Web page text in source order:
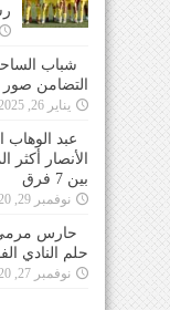
شباب
التضامن صور
يناير 26, 2025
عبد الوهاب
الأنصار
بين 7 فرق
نوفمبر 29, 2020
حارس مرمى
حلم النادي
نوفمبر 27, 2020